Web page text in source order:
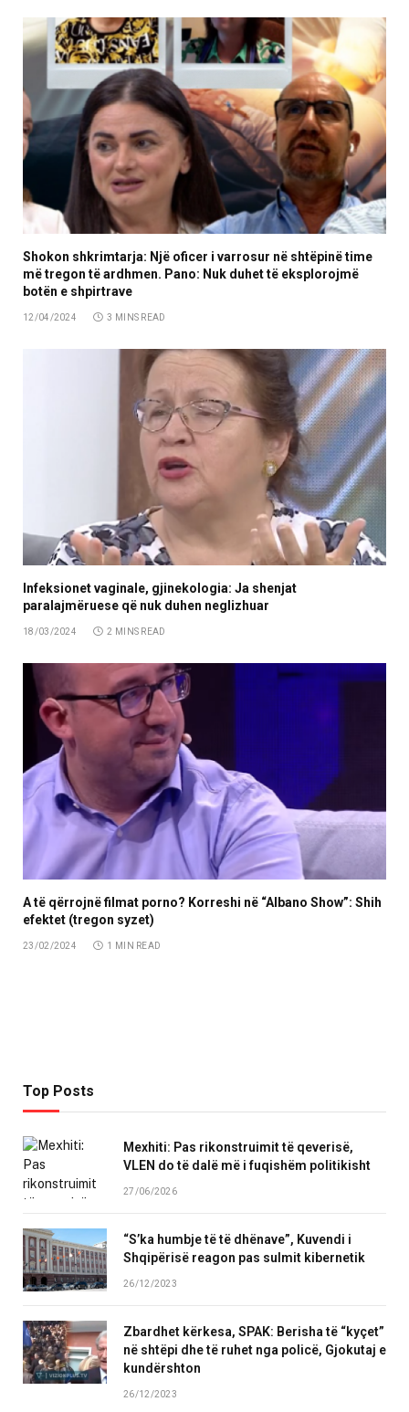
Shokon shkrimtarja: Një oficer i varrosur në shtëpinë time
më tregon të ardhmen. Pano: Nuk duhet të eksplorojmë
botën e shpirtrave
12/04/2024 3 MINS READ
Infeksionet vaginale, gjinekologia: Ja shenjat
paralajmëruese që nuk duhen neglizhuar
18/03/2024 2 MINS READ
A të qërrojnë filmat porno? Korreshi në “Albano Show”: Shih
efektet (tregon syzet)
23/02/2024 1 MIN READ
Top Posts
Mexhiti: Pas rikonstruimit të qeverisë,
VLEN do të dalë më i fuqishëm politikisht
27/06/2026
“S’ka humbje të të dhënave”, Kuvendi i
Shqipërisë reagon pas sulmit kibernetik
26/12/2023
Zbardhet kërkesa, SPAK: Berisha të “kyçet”
në shtëpi dhe të ruhet nga policë, Gjokutaj e
kundërshton
26/12/2023